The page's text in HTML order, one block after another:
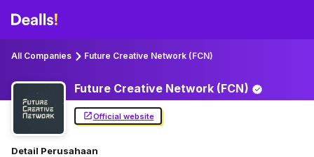
All Companies Future Creative Network (FCN)
Future Creative Network (FCN)
Official website
Detail Perusahaan